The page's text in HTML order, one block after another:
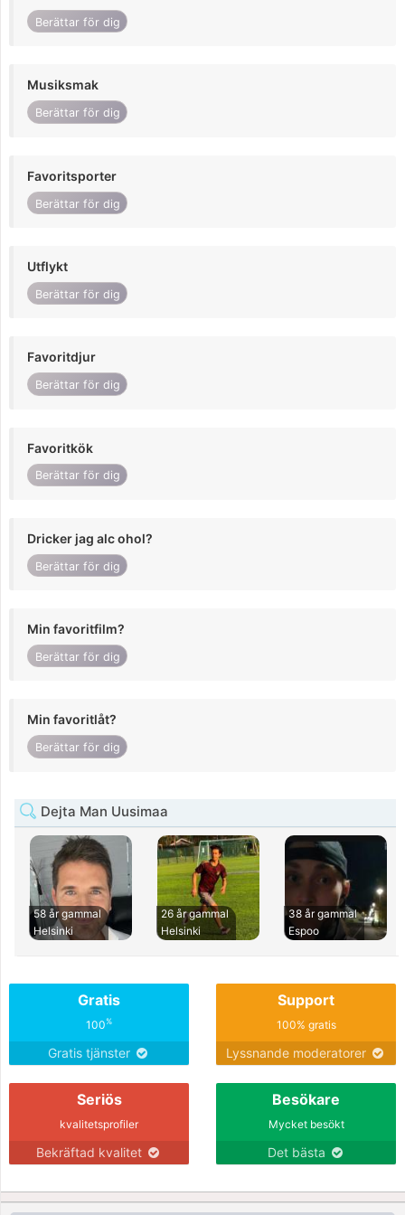
Berättar för dig
Musiksmak
Berättar för dig
Favoritsporter
Berättar för dig
Utflykt
Berättar för dig
Favoritdjur
Berättar för dig
Favoritkök
Berättar för dig
Dricker jag alc ohol?
Berättar för dig
Min favoritfilm?
Berättar för dig
Min favoritlåt?
Berättar för dig
Dejta Man Uusimaa
58 år gammal
Helsinki
26 år gammal
Helsinki
38 år gammal
Espoo
Gratis
100%
Gratis tjänster
Support
100% gratis
Lyssnande moderatorer
Seriös
kvalitetsprofiler
Bekräftad kvalitet
Besökare
Mycket besökt
Det bästa